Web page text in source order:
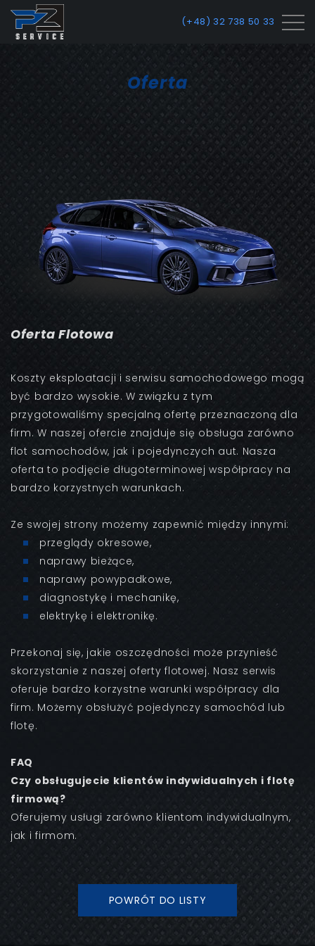
(+48) 32 738 50 33
Oferta
Oferta Flotowa
Koszty eksploatacji i serwisu samochodowego mogą
być bardzo wysokie. W związku z tym
przygotowaliśmy specjalną ofertę przeznaczoną dla
firm. W naszej ofercie znajduje się obsługa zarówno
flot samochodów, jak i pojedynczych aut. Nasza
oferta to podjęcie długoterminowej współpracy na
bardzo korzystnych warunkach.
Ze swojej strony możemy zapewnić między innymi:
przeglądy okresowe,
naprawy bieżące,
naprawy powypadkowe,
diagnostykę i mechanikę,
elektrykę i elektronikę.
Przekonaj się, jakie oszczędności może przynieść
skorzystanie z naszej oferty flotowej. Nasz serwis
oferuje bardzo korzystne warunki współpracy dla
firm. Możemy obsłużyć pojedynczy samochód lub
flotę.
FAQ
Czy obsługujecie klien­tów indywidualnych i flotę
firmową?
Oferujemy usługi zarówno klientom indywidualnym,
jak i firmom.
POWRÓT DO LISTY